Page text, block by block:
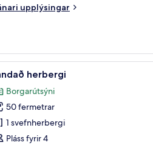
upplýsingar
| Míníbar, ókeypis þráðlaus
20 herbergi
Borgarútsýni
50 fermetrar
1 svefnherbergi
Pláss fyrir 4